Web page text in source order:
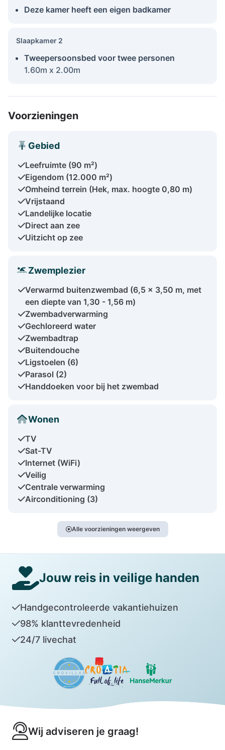
Deze kamer heeft een eigen badkamer
Slaapkamer 2
Tweepersoonsbed voor twee personen
1.60m x 2.00m
Voorzieningen
Gebied
Leefruimte (90 m²)
Eigendom (12.000 m²)
Omheind terrein (Hek, max. hoogte 0,80 m)
Vrijstaand
Landelijke locatie
Direct aan zee
Uitzicht op zee
Zwemplezier
Verwarmd buitenzwembad (6,5 x 3,50 m, met
een diepte van 1,30 - 1,56 m)
Zwembadverwarming
Gechloreerd water
Zwembadtrap
Buitendouche
Ligstoelen (6)
Parasol (2)
Handdoeken voor bij het zwembad
Wonen
TV
Sat-TV
Internet (WiFi)
Veilig
Centrale verwarming
Airconditioning (3)
Alle voorzieningen weergeven
Jouw reis in veilige handen
Handgecontroleerde vakantiehuizen
98% klanttevredenheid
24/7 livechat
Wij adviseren je graag!